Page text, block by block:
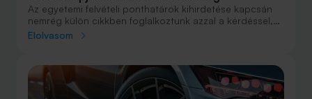
Az egyetemi felvételi ponthatárok kihirdetése kapcsán
nemrég külön cikkben foglalkoztunk azzal a kérdéssel,
hogy lakást venni vagy vásárolni éri meg jobban. Előző
csak teheti, annak mindenképpen megéri a
lakásvásárlás. De mi a helyzet akkor, ha inkább a
múltbéli adatokra koncentrálunk? Hogyan áll ma valaki,
Elolvasom